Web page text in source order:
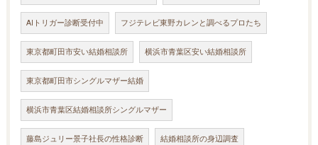
AIトリガー診断受付中 フジテレビ東野カレンと調べるプロたち
東京都町田市安い結婚相談所 横浜市青葉区安い結婚相談所
東京都町田市シングルマザー結婚
横浜市青葉区結婚相談所シングルマザー
藤島ジュリー景子社長の性格診断 結婚相談所の身辺調査